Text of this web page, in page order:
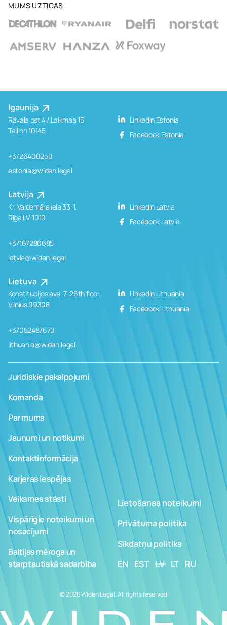
MUMS UZTICAS
Igaunija
Rävala pst 4 / Laikmaa 15
Tallinn 10145
+3726400250
estonia@widen.legal
LinkedIn Estonia
Facebook Estonia
Latvija
Kr. Valdemāra iela 33-1,
Rīga LV-1010
+37167280685
latvia@widen.legal
Linkedin Latvia
Facebook Latvia
Lietuva
Konstitucijos ave. 7, 26th floor
Vilnius 09308
+37052487670
lithuania@widen.legal
LinkedIn Lithuania
Facebook Lithuania
Juridiskie pakalpojumi
Komanda
Par mums
Jaunumi un notikumi
Kontaktinformācija
Karjeras iespējas
Veiksmes stāsti
Vispārīgie noteikumi un
nosacījumi
Baltijas mēroga un
starptautiskā sadarbība
Lietošanas noteikumi
Privātuma politika
Sīkdatņu politika
EN EST LV LT RU
© 2026 Widen Legal. All rights reserved